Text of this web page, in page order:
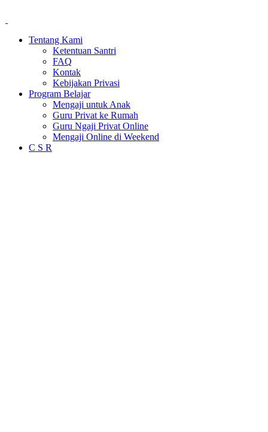
Tentang Kami
Ketentuan Santri
FAQ
Kontak
Kebijakan Privasi
Program Belajar
Mengaji untuk Anak
Guru Privat ke Rumah
Guru Ngaji Privat Online
Mengaji Online di Weekend
C S R